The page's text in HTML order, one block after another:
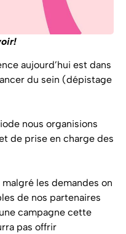
aujourd’hui est dans
du sein (dépistage
nous organisions
de prise en charge des
les demandes on
de nos partenaires
campagne cette
pas offrir